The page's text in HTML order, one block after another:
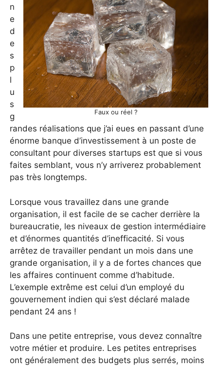
Faux ou réel ?
n
e
d
e
s
p
l
u
s
g
randes réalisations que j’ai eues en passant d’une
énorme banque d’investissement à un poste de
consultant pour diverses startups est que si vous
faites semblant, vous n’y arriverez probablement
pas très longtemps.
Lorsque vous travaillez dans une grande
organisation, il est facile de se cacher derrière la
bureaucratie, les niveaux de gestion intermédiaire
et d’énormes quantités d’inefficacité. Si vous
arrêtez de travailler pendant un mois dans une
grande organisation, il y a de fortes chances que
les affaires continuent comme d’habitude.
L’exemple extrême est celui d’un employé du
gouvernement indien qui s’est déclaré malade
pendant 24 ans !
Dans une petite entreprise, vous devez connaître
votre métier et produire. Les petites entreprises
ont généralement des budgets plus serrés, moins